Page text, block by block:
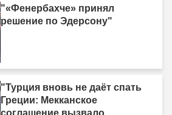
"«Фенербахче» принял
решение по Эдерсону"
"Турция вновь не даёт спать
Греции: Мекканское
соглашение вызвало